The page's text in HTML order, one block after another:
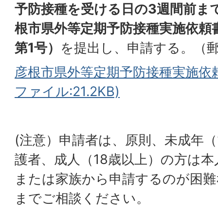
予防接種を受ける日の3週間前ま
根市県外等定期予防接種実施依頼
第1号） を提出し、申請する。（
彦根市県外等定期予防接種実施
ファイル:21.2KB)
(注意）申請者は、原則、未成年
護者、成人（18歳以上）の方は
または家族から申請するのが困
までご相談ください。